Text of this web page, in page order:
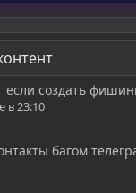
если создать
в 23:10
багом